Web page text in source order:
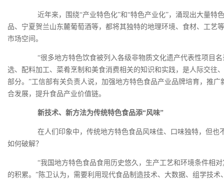
近年来，围绕“产业特色化”和“特色产业化”，涌现出大量特
品、宁夏贺兰山东麓葡萄酒等，都将其独特的地理环境、食材、工艺
市场空间。
“很多地方特色饮食被列入各级非物质文化遗产代表性项目名
选、配料加工、菜肴烹制和美食消费相关的知识和实践，是人际交往
部分。”工信部有关负责人说，加强地方特色食品产业品牌培育，推
合发展，提升食品产业价值链。
新技术、新方法为传统特色食品添“风味”
在人们印象中，传统地方特色食品风味佳、口味独特，但也
如何破解？
“我国地方特色食品食用历史悠久，生产工艺和环境条件相对
的积累。”陈卫认为，需要利用现代食品制造技术、大数据、组学技